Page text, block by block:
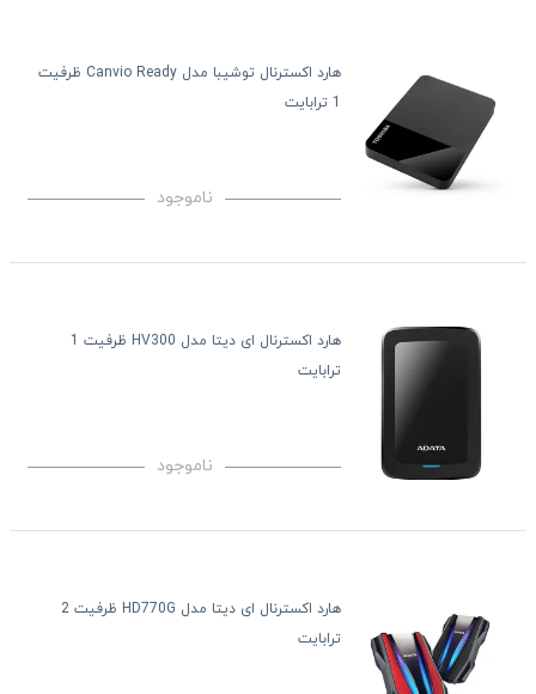
هارد اکسترنال توشیبا مدل Canvio Ready ظرفیت
1 ترابایت
ناموجود
هارد اکسترنال ای دیتا مدل HV300 ظرفیت 1
ترابایت
ناموجود
هارد اکسترنال ای دیتا مدل HD770G ظرفیت 2
ترابایت